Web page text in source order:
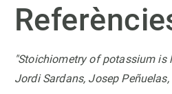
"Stoichiometry of potassium
Jordi Sardans, Josep